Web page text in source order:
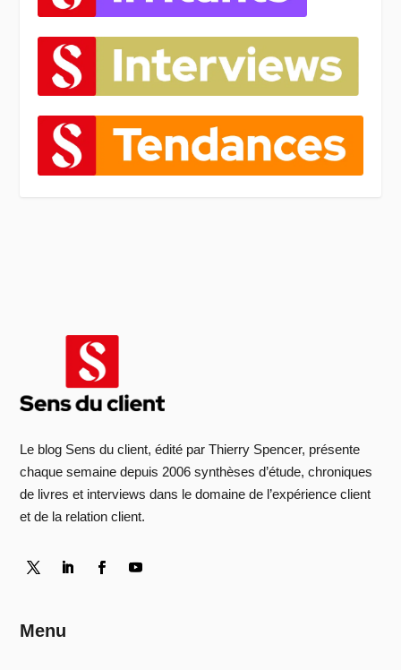
Le blog Sens du client, édité par Thierry Spencer, présente
chaque semaine depuis 2006 synthèses d’étude, chroniques
de livres et interviews dans le domaine de l’expérience client
et de la relation client.
Menu